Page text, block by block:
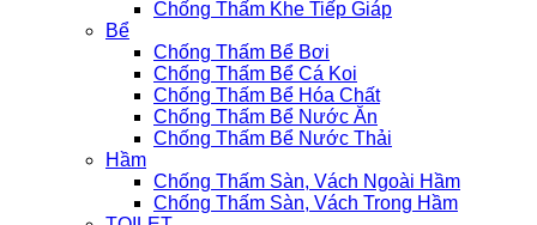
Chống Thấm Khe Tiếp Giáp
Bể
Chống Thấm Bể Bơi
Chống Thấm Bể Cá Koi
Chống Thấm Bể Hóa Chất
Chống Thấm Bể Nước Ăn
Chống Thấm Bể Nước Thải
Hầm
Chống Thấm Sàn, Vách Ngoài Hầm
Chống Thấm Sàn, Vách Trong Hầm